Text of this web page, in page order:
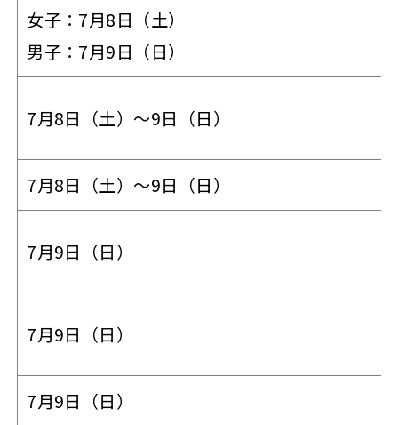
女子：7月8日（土）
男子：7月9日（日）
7月8日（土）～9日（日）
7月8日（土）～9日（日）
7月9日（日）
7月9日（日）
7月9日（日）